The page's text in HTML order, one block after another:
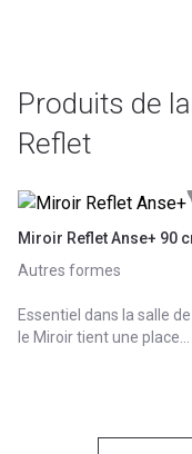
Produits de
Reflet
Miroir Reflet Anse+ 90
Autres formes
Essentiel dans la salle
le Miroir tient une place